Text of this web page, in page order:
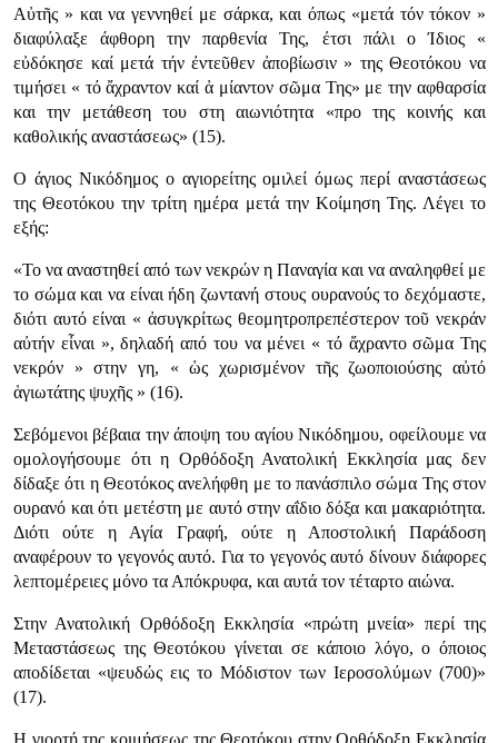
Αὐτῆς » και να γεννηθεί με σάρκα, και όπως «μετά τόν τόκον »
διαφύλαξε άφθορη την παρθενία Της, έτσι πάλι ο Ίδιος «
εὐδόκησε καί μετά τήν ἐντεῦθεν ἀποβίωσιν » της Θεοτόκου να
τιμήσει « τό ἄχραντον καί ἀ μίαντον σῶμα Της» με την αφθαρσία
και την μετάθεση του στη αιωνιότητα «προ της κοινής και
καθολικής αναστάσεως» (15).
Ο άγιος Νικόδημος ο αγιορείτης ομιλεί όμως περί αναστάσεως
της Θεοτόκου την τρίτη ημέρα μετά την Κοίμηση Της. Λέγει το
εξής:
«Το να αναστηθεί από των νεκρών η Παναγία και να αναληφθεί με
το σώμα και να είναι ήδη ζωντανή στους ουρανούς το δεχόμαστε,
διότι αυτό είναι « ἀσυγκρίτως θεομητροπρεπέστερον τοῦ νεκράν
αὐτήν εἶναι », δηλαδή από του να μένει « τό ἄχραντο σῶμα Της
νεκρόν » στην γη, « ὡς χωρισμένον τῆς ζωοποιούσης αὐτό
ἁγιωτάτης ψυχῆς » (16).
Σεβόμενοι βέβαια την άποψη του αγίου Νικόδημου, οφείλουμε να
ομολογήσουμε ότι η Ορθόδοξη Ανατολική Εκκλησία μας δεν
δίδαξε ότι η Θεοτόκος ανελήφθη με το πανάσπιλο σώμα Της στον
ουρανό και ότι μετέστη με αυτό στην αΐδιο δόξα και μακαριότητα.
Διότι ούτε η Αγία Γραφή, ούτε η Αποστολική Παράδοση
αναφέρουν το γεγονός αυτό. Για το γεγονός αυτό δίνουν διάφορες
λεπτομέρειες μόνο τα Απόκρυφα, και αυτά τον τέταρτο αιώνα.
Στην Ανατολική Ορθόδοξη Εκκλησία «πρώτη μνεία» περί της
Μεταστάσεως της Θεοτόκου γίνεται σε κάποιο λόγο, ο όποιος
αποδίδεται «ψευδώς εις το Μόδιστον των Ιεροσολύμων (700)»
(17).
Η γιορτή της κοιμήσεως της Θεοτόκου στην Ορθόδοξη Εκκλησία